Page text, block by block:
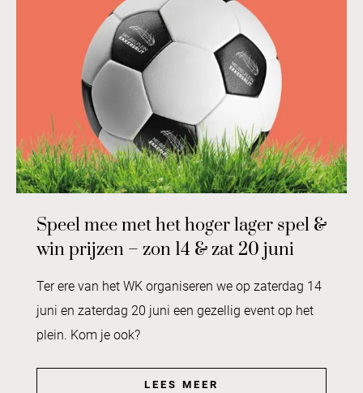
Speel mee met het hoger lager spel &
win prijzen – zon 14 & zat 20 juni
Ter ere van het WK organiseren we op zaterdag 14
juni en zaterdag 20 juni een gezellig event op het
plein. Kom je ook?
LEES MEER